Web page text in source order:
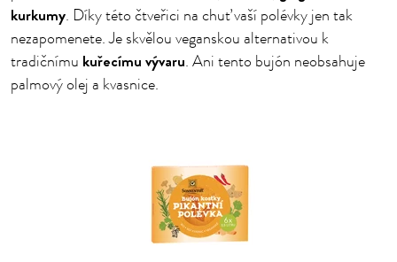
kurkumy. Díky této čtveřici na chuť vaší polévky jen tak
nezapomenete. Je skvělou veganskou alternativou k
tradičnímu kuřecímu vývaru. Ani tento bujón neobsahuje
palmový olej a kvasnice.